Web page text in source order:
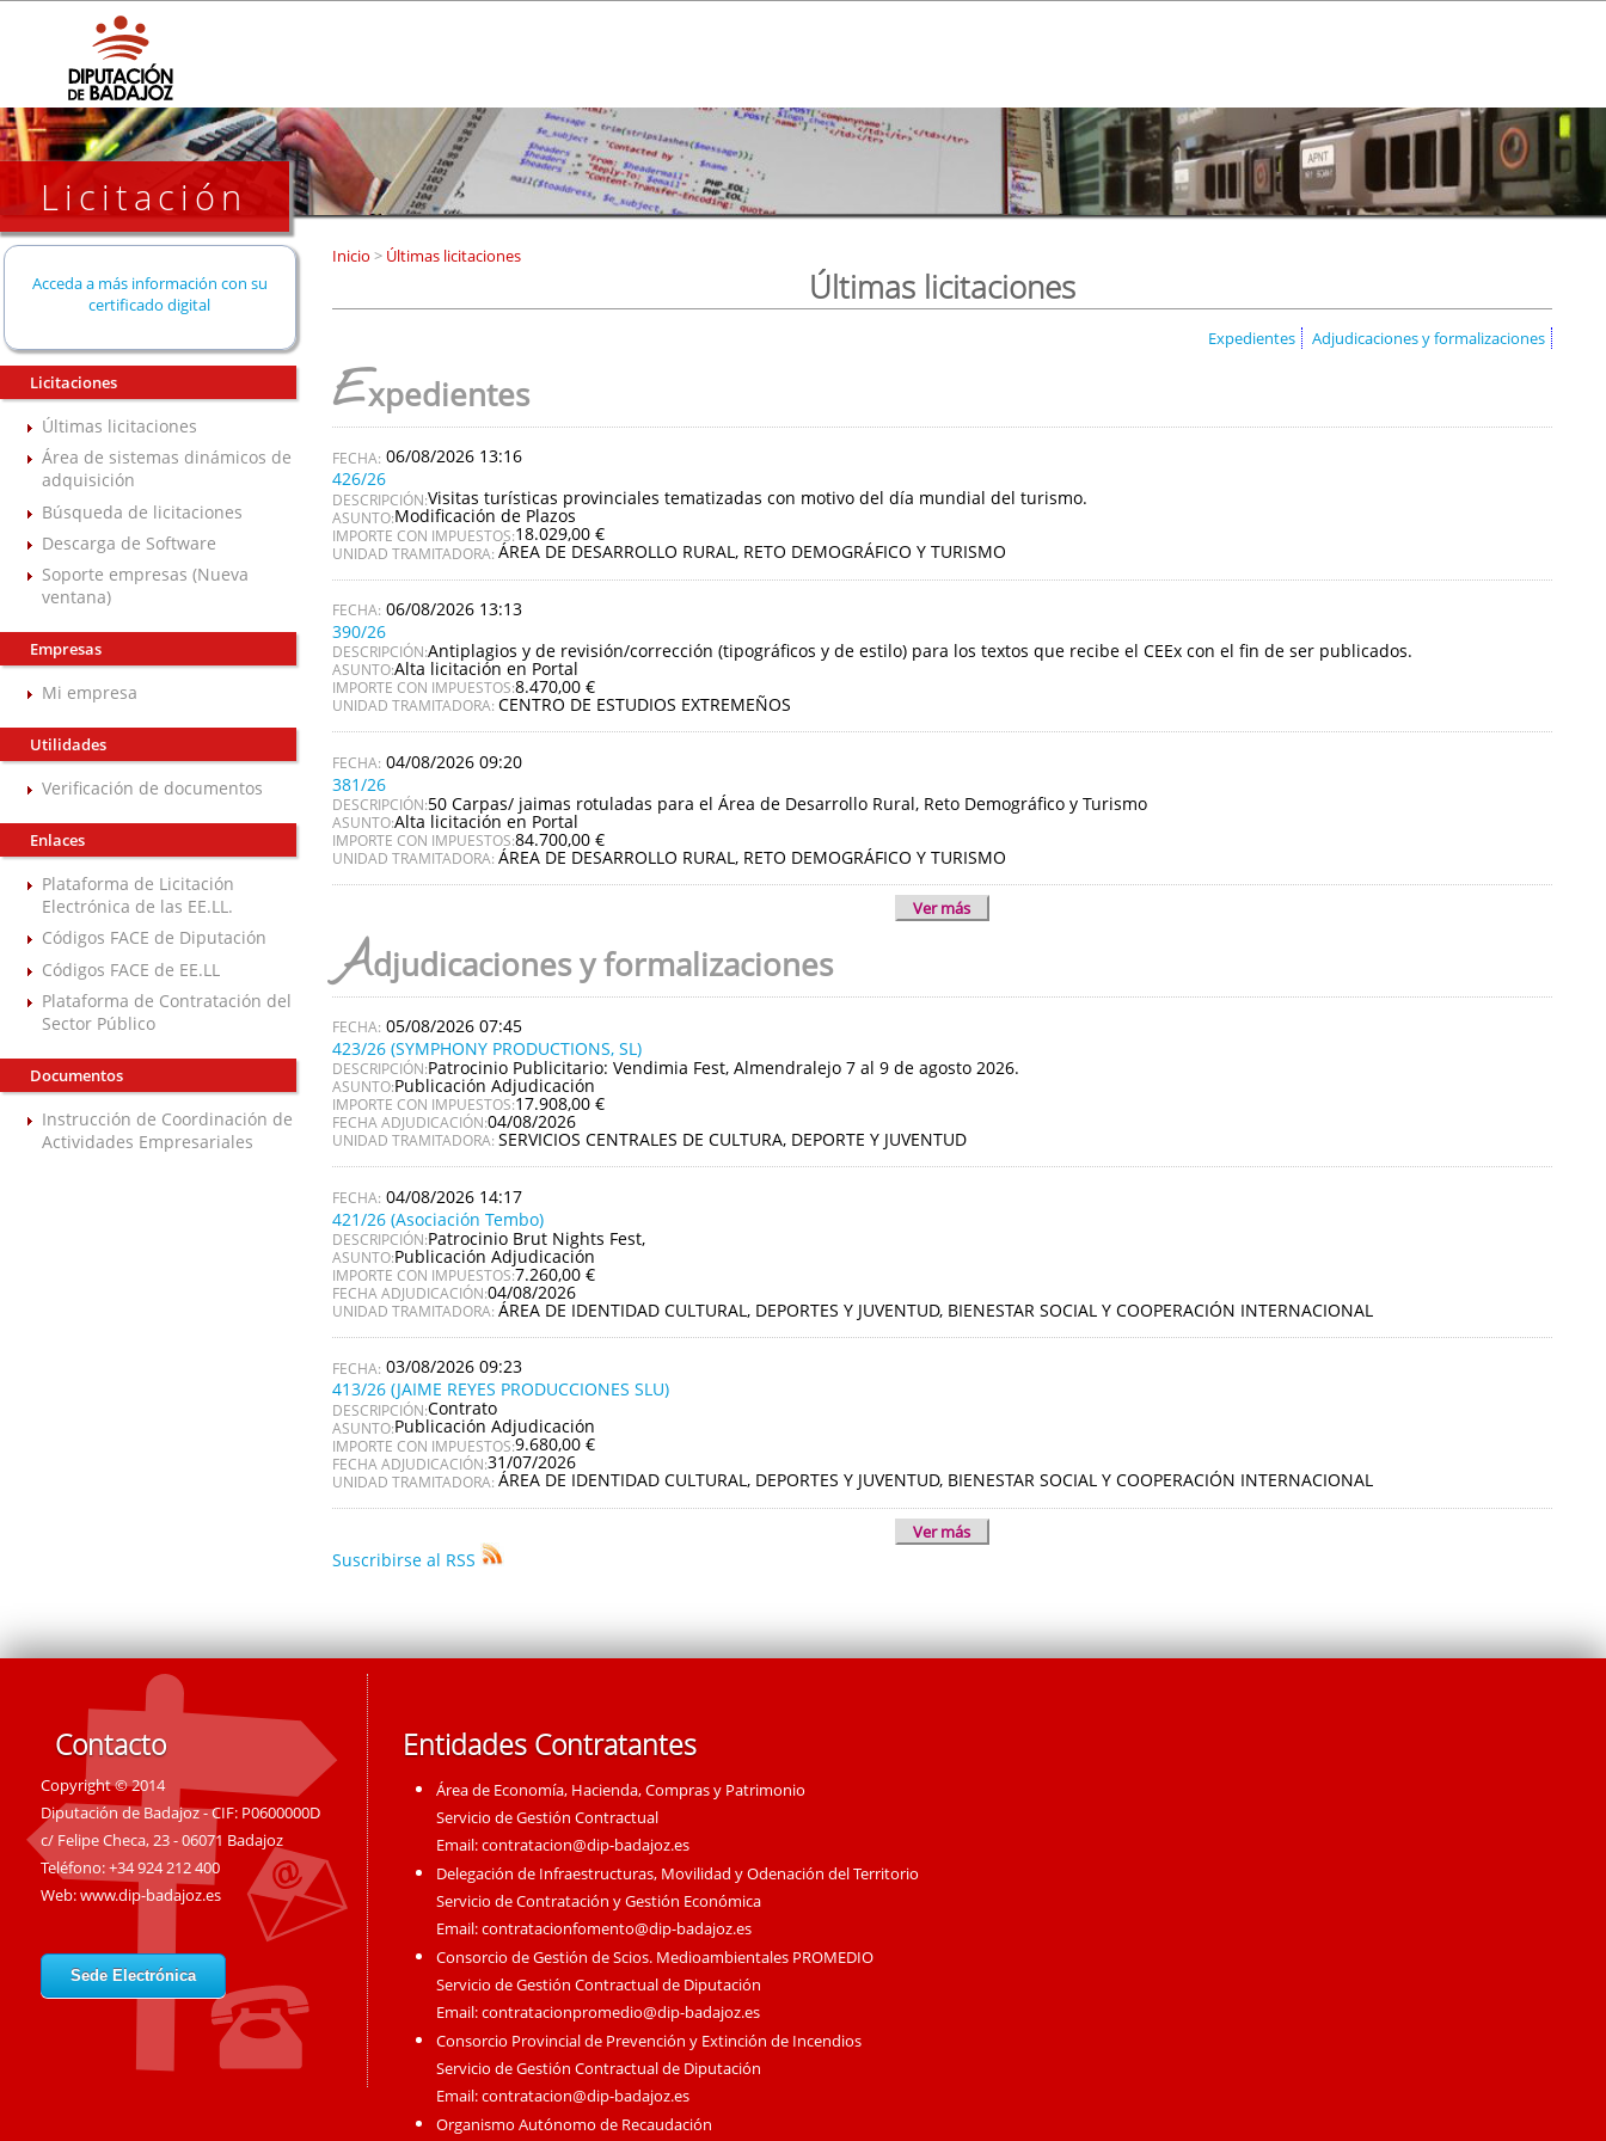
Licitación
Acceda a más información con su
certificado digital
Licitaciones
Últimas licitaciones
Área de sistemas dinámicos de
adquisición
Búsqueda de licitaciones
Descarga de Software
Soporte empresas (Nueva
ventana)
Empresas
Mi empresa
Utilidades
Verificación de documentos
Enlaces
Plataforma de Licitación
Electrónica de las EE.LL.
Códigos FACE de Diputación
Códigos FACE de EE.LL
Plataforma de Contratación del
Sector Público
Documentos
Instrucción de Coordinación de
Actividades Empresariales
Inicio >Últimas licitaciones
Últimas licitaciones
Expedientes Adjudicaciones y formalizaciones
Expedientes
06/08/2026 13:16
426/26
DESCRIPCIÓN:Visitas turísticas provinciales tematizadas con motivo del día mundial del turismo.
ASUNTO:Modificación de Plazos
IMPORTE CON IMPUESTOS:18.029,00 €
UNIDAD TRAMITADORA: ÁREA DE DESARROLLO RURAL, RETO DEMOGRÁFICO Y TURISMO
06/08/2026 13:13
390/26
DESCRIPCIÓN:Antiplagios y de revisión/corrección (tipográficos y de estilo) para los textos que recibe el CEEx con el fin de ser publicados.
ASUNTO:Alta licitación en Portal
IMPORTE CON IMPUESTOS:8.470,00 €
UNIDAD TRAMITADORA: CENTRO DE ESTUDIOS EXTREMEÑOS
04/08/2026 09:20
381/26
DESCRIPCIÓN:50 Carpas/ jaimas rotuladas para el Área de Desarrollo Rural, Reto Demográfico y Turismo
ASUNTO:Alta licitación en Portal
IMPORTE CON IMPUESTOS:84.700,00 €
UNIDAD TRAMITADORA: ÁREA DE DESARROLLO RURAL, RETO DEMOGRÁFICO Y TURISMO
Ver más
Adjudicaciones y formalizaciones
05/08/2026 07:45
423/26 (SYMPHONY PRODUCTIONS, SL)
DESCRIPCIÓN:Patrocinio Publicitario: Vendimia Fest, Almendralejo 7 al 9 de agosto 2026.
ASUNTO:Publicación Adjudicación
IMPORTE CON IMPUESTOS:17.908,00 €
FECHA ADJUDICACIÓN:04/08/2026
UNIDAD TRAMITADORA: SERVICIOS CENTRALES DE CULTURA, DEPORTE Y JUVENTUD
04/08/2026 14:17
421/26 (Asociación Tembo)
DESCRIPCIÓN:Patrocinio Brut Nights Fest,
ASUNTO:Publicación Adjudicación
IMPORTE CON IMPUESTOS:7.260,00 €
FECHA ADJUDICACIÓN:04/08/2026
UNIDAD TRAMITADORA: ÁREA DE IDENTIDAD CULTURAL, DEPORTES Y JUVENTUD, BIENESTAR SOCIAL Y COOPERACIÓN INTERNACIONAL
03/08/2026 09:23
413/26 (JAIME REYES PRODUCCIONES SLU)
DESCRIPCIÓN:Contrato
ASUNTO:Publicación Adjudicación
IMPORTE CON IMPUESTOS:9.680,00 €
FECHA ADJUDICACIÓN:31/07/2026
UNIDAD TRAMITADORA: ÁREA DE IDENTIDAD CULTURAL, DEPORTES Y JUVENTUD, BIENESTAR SOCIAL Y COOPERACIÓN INTERNACIONAL
Ver más
Suscribirse al RSS
Contacto
Copyright © 2014
Diputación de Badajoz - CIF: P0600000D
c/ Felipe Checa, 23 - 06071 Badajoz
Teléfono: +34 924 212 400
Web:www.dip-badajoz.es
Sede Electrónica
Entidades Contratantes
Área de Economía, Hacienda, Compras y Patrimonio
Servicio de Gestión Contractual
Email:contratacion@dip-badajoz.es
Delegación de Infraestructuras, Movilidad y Odenación del Territorio
Servicio de Contratación y Gestión Económica
Email:contratacionfomento@dip-badajoz.es
Consorcio de Gestión de Scios. Medioambientales PROMEDIO
Servicio de Gestión Contractual de Diputación
Email:contratacionpromedio@dip-badajoz.es
Consorcio Provincial de Prevención y Extinción de Incendios
Servicio de Gestión Contractual de Diputación
Email:contratacion@dip-badajoz.es
Organismo Autónomo de Recaudación